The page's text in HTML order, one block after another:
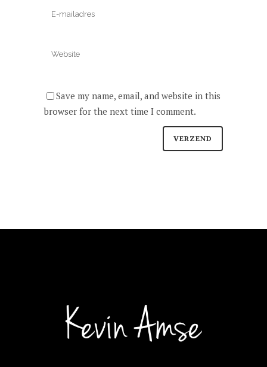
Save my name, email, and website in this
browser for the next time I comment.